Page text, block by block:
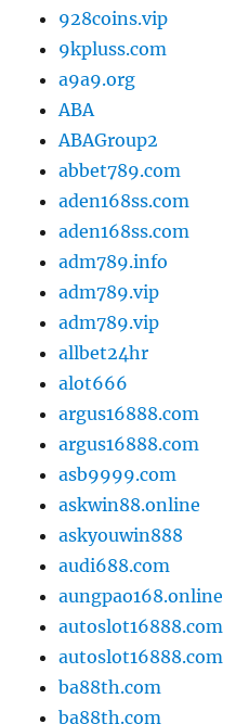
928coins.vip
9kpluss.com
a9a9.org
ABA
ABAGroup2
abbet789.com
aden168ss.com
aden168ss.com
adm789.info
adm789.vip
adm789.vip
allbet24hr
alot666
argus16888.com
argus16888.com
asb9999.com
askwin88.online
askyouwin888
audi688.com
aungpao168.online
autoslot16888.com
autoslot16888.com
ba88th.com
ba88th.com